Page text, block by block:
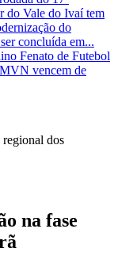
do Vale do Ivaí tem
do
concluída em...
Fenato de Futebol
vencem de
na fase